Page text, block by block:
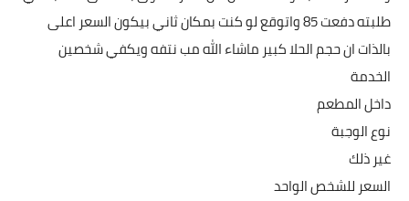
طلبته دفعت 85 واتوقع لو كنت بمكان ثاني بيكون السعر اعلى
بالذات ان حجم الحلا كبير ماشاء الله مب نتفه ويكفي شخصين
الخدمة
داخل المطعم
نوع الوجبة
غير ذلك
السعر للشخص الواحد